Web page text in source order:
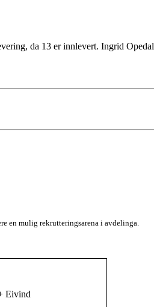
da 13 er innlevert. Ingrid Opedal
en mulig rekrutteringsarena i avdelinga.
Eivind